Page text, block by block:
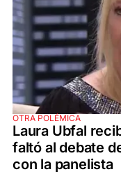
OTRA POLÉMICA
Laura Ubfal
faltó al debate
con la panelista